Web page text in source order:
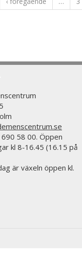
58 00. Öppen
kl 8-16.45 (16.15 på
är växeln öppen kl.